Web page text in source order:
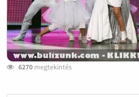
6270megtekintés